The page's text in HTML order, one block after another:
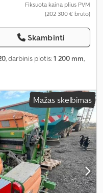
Fiksuota kaina plius PVM
(202 300 € bruto)
Skambinti
, darbinis plotis:1 200 mm,
Mažas skelbimas